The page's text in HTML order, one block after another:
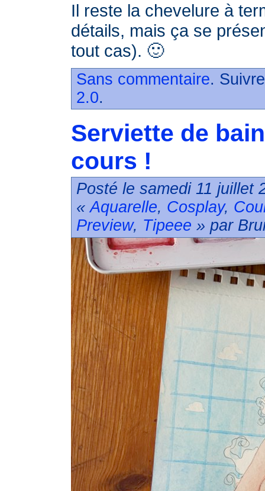
Il reste la chevelure à
détails, mais ça se
tout cas). 🙂
Sans commentaire.
2.0.
Serviette de
cours !
Posté le samedi 11 juillet
«Aquarelle, Cosplay,
Preview, Tipeee » par